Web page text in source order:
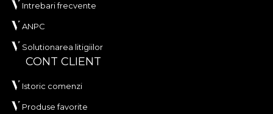
Intrebari frecvente
ANPC
Solutionarea litigiilor
CONT CLIENT
Istoric comenzi
Produse favorite